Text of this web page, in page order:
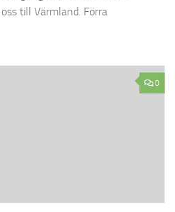
till Värmland. Förra
0